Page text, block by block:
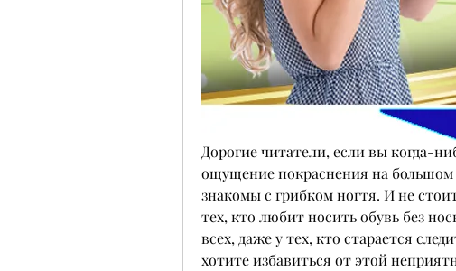
Дорогие читатели, если вы когда-
ощущение покраснения на большом
знакомы с грибком ногтя. И не
тех, кто любит носить обувь без
всех, даже у тех, кто старается
хотите избавиться от этой